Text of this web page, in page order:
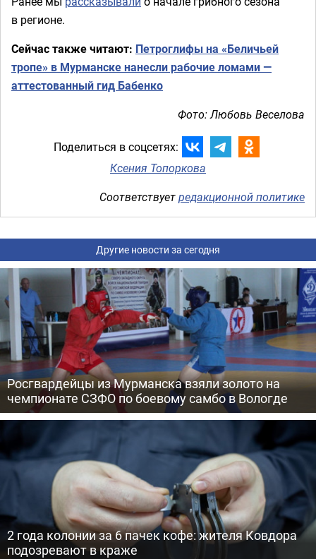
в регионе.
Сейчас также читают: Петроглифы на «Беличьей
тропе» в Мурманске нанесли рабочие ломами —
аттестованный гид Бабенко
Фото: Любовь Веселова
Поделиться в соцсетях:
Ксения Топоркова
Соответствуетредакционной политике
Другие новости за сегодня
Росгвардейцы из Мурманска взяли золото на
чемпионате СЗФО по боевому самбо в Вологде
2 года колонии за 6 пачек кофе: жителя Ковдора
подозревают в краже